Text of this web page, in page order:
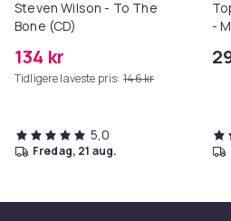
Steven Wilson - To The
Bone (CD)
134 kr
Tidligere laveste pris: 146 kr
5,0
fredag, 21 aug.
-